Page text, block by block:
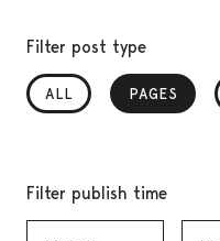
Filter post type
ALL PAGES
, SELECTED
Filter publish time